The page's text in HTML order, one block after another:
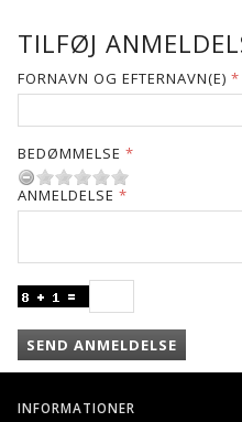
TILFØJ
FORNAVN OG EFTERNAVN(E)
BEDØMMELSE
ANMELDELSE
SEND ANMELDELSE
INFORMATIONER